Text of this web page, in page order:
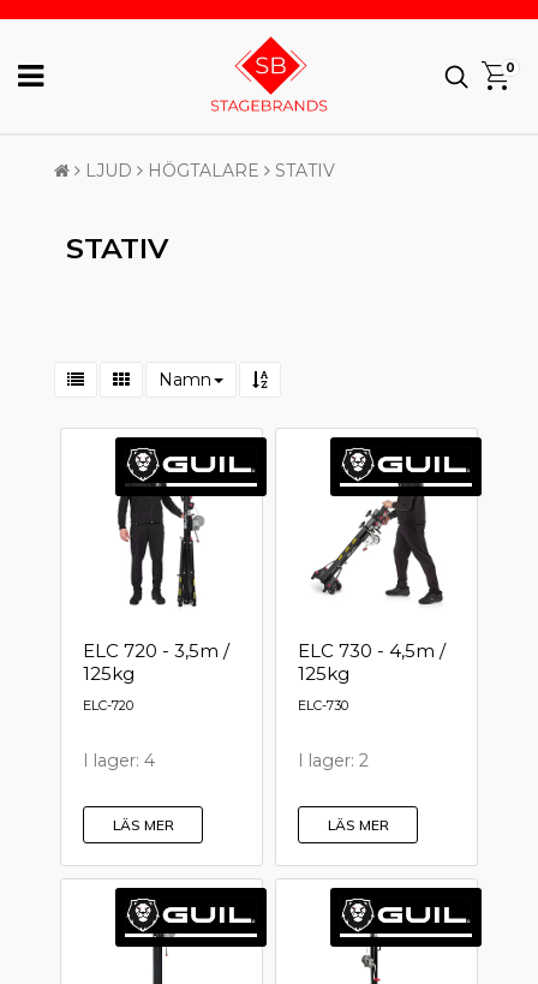
0
LJUD HÖGTALARE STATIV
STATIV
Namn
ELC 720 - 3,5m /
125kg
ELC-720
I lager: 4
LÄS MER
ELC 730 - 4,5m /
125kg
ELC-730
I lager: 2
LÄS MER